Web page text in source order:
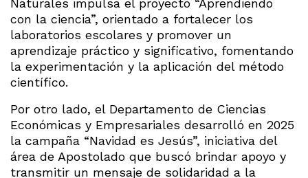
Naturales impulsa el proyecto “Aprendiendo
con la ciencia”, orientado a fortalecer los
laboratorios escolares y promover un
aprendizaje práctico y significativo, fomentando
la experimentación y la aplicación del método
científico.
Por otro lado, el Departamento de Ciencias
Económicas y Empresariales desarrolló en 2025
la campaña “Navidad es Jesús”, iniciativa del
área de Apostolado que buscó brindar apoyo y
transmitir un mensaje de solidaridad a la